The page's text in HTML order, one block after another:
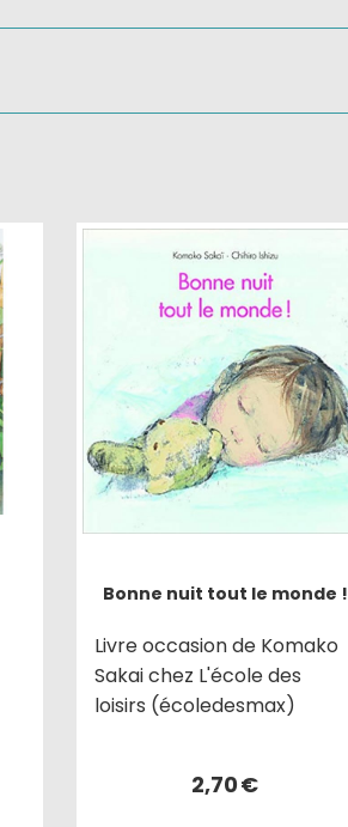
Bonne nuit tout le monde !
Livre occasion de Komako
Sakai chez L'école des
loisirs (écoledesmax)
2,70€